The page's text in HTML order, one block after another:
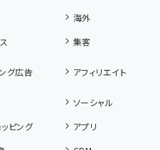
海外
集客
グ広告 アフィリエイト
ソーシャル
ピング
アプリ